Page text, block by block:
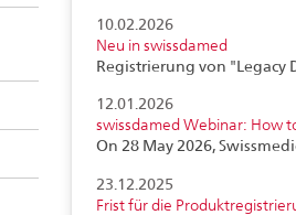
10.02.2026
Neu in swissdamed
Registrierung von "Legacy
12.01.2026
swissdamed Webinar: How
On 28 May 2026,
23.12.2025
Frist für die